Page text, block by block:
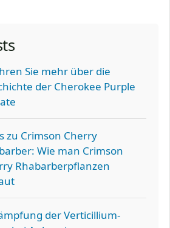
Sie mehr über die
der Cherokee Purple
zu Crimson Cherry
Wie man Crimson
Rhabarberpflanzen
der Verticillium-